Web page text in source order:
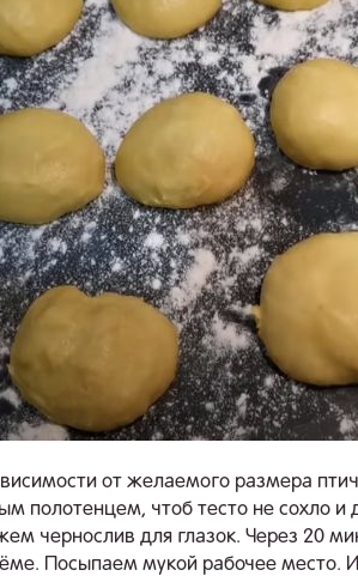
от желаемого размера
полотенцем, чтоб тесто не сохло и
чернослив для глазок. Через 20
Посыпаем мукой рабочее место.